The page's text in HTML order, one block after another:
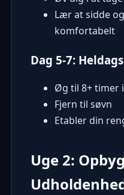
Lær at sidde
komfortabelt
Dag 5-7:
Øg til 8+ timer
Fjern til søvn
Etabler din
Uge 2: